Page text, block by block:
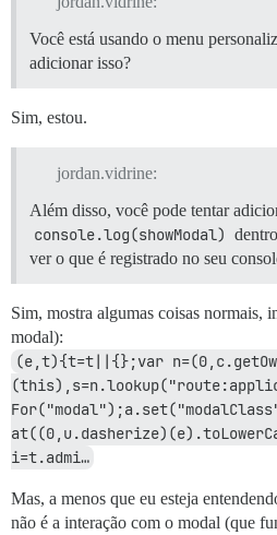
Você está usando o menu
adicionar isso?
Sim, estou.
jordan.vidrine:
Além disso, você pode tentar
console.log(showModal)
ver o que é registrado no seu
Sim, mostra algumas coisas normais,
modal):
(e,t){t=t||{};var
i=t.admi…
Mas, a menos que eu esteja
não é a interação com o modal (que